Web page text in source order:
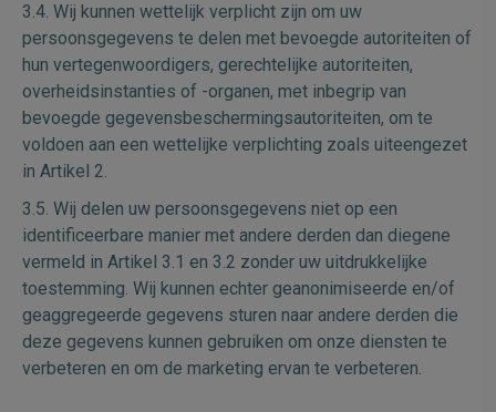
3.4. Wij kunnen wettelijk verplicht zijn om uw
persoonsgegevens te delen met bevoegde autoriteiten of
hun vertegenwoordigers, gerechtelijke autoriteiten,
overheidsinstanties of -organen, met inbegrip van
bevoegde gegevensbeschermingsautoriteiten, om te
voldoen aan een wettelijke verplichting zoals uiteengezet
in Artikel 2.
3.5. Wij delen uw persoonsgegevens niet op een
identificeerbare manier met andere derden dan diegene
vermeld in Artikel 3.1 en 3.2 zonder uw uitdrukkelijke
toestemming. Wij kunnen echter geanonimiseerde en/of
geaggregeerde gegevens sturen naar andere derden die
deze gegevens kunnen gebruiken om onze diensten te
verbeteren en om de marketing ervan te verbeteren.